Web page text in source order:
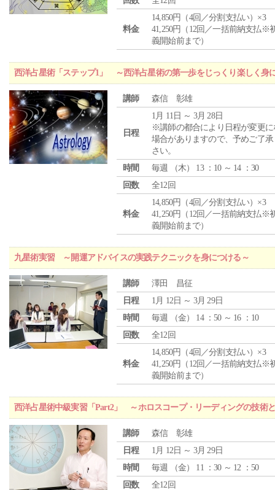
料金
14,850円（4回／分割支払い）×3
41,250円（12回／一括前納支払※
義開始前まで）
西洋占星術「ステップ1」 ～西洋占星術の第一歩をじっくり楽しく身
講師 森信 彰雄
日程
1月 11日 ～ 3月 28日
※講師の都合により日程が変更に
場合がありますので、予めご了承
さい。
時間
毎週 （木） 13 ：10 ～ 14 ：30
回数
全12回
料金
14,850円（4回／分割支払い）×3
41,250円（12回／一括前納支払※
義開始前まで）
九星術実習 ～開運アドバイスの実践テクニックを身につける～
講師
澤田 昌征
日程
1月 12日 ～ 3月 29日
時間
毎週 （金） 14 ：50 ～ 16 ：10
回数
全12回
料金
14,850円（4回／分割支払い）×3
41,250円（12回／一括前納支払※
義開始前まで）
西洋占星術中級実習「Part2」 ～ホロスコープ・リーディングの技術
講師
森信 彰雄
日程
1月 12日 ～ 3月 29日
時間
毎週 （金） 11 ：30 ～ 12 ：50
回数
全12回